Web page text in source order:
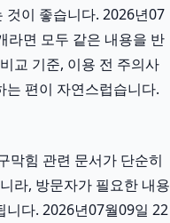
것이 좋습니다. 2026년07
라면 모두 같은 내용을 반
교 기준, 이용 전 주의사
는 편이 자연스럽습니다.
막힘 관련 문서가 단순히
라, 방문자가 필요한 내용
니다. 2026년07월09일 22